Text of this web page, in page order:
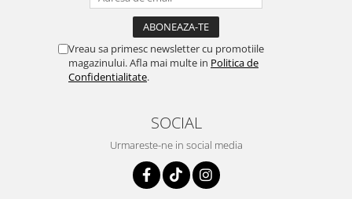
Vreau sa primesc newsletter cu promotiile
magazinului. Afla mai multe in Politica de
Confidentialitate.
SOCIAL
Urmareste-ne in social media